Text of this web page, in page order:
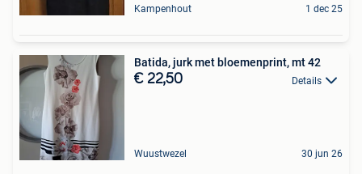
Kampenhout 1 dec 25
Batida, jurk met bloemenprint, mt 42
€ 22,50 Details
Wuustwezel 30 jun 26